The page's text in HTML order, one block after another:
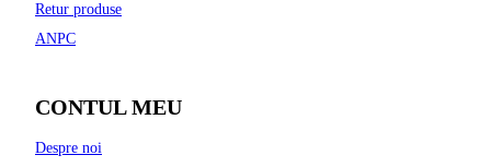
Retur produse
ANPC
CONTUL MEU
Despre noi